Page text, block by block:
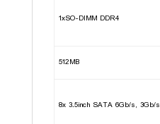
1xSO-DIMM DDR4
512MB
8x 3.5inch SATA 6Gb/s, 3Gb/s